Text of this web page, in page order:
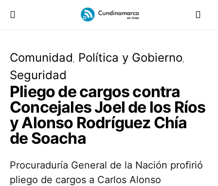
Comunidad Política y Gobierno
Seguridad
Pliego de cargos contra
Concejales Joel de los Ríos
y Alonso Rodríguez Chía
de Soacha
Procuraduría General de la Nación profirió
pliego de cargos a Carlos Alonso